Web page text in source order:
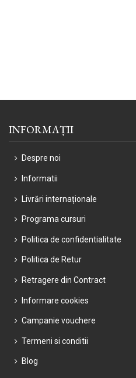
INFORMAȚII
Despre noi
Informatii
Livrări internaționale
Programa cursuri
Politica de confidentialitate
Politica de Retur
Retragere din Contract
Informare cookies
Campanie vouchere
Termeni si conditii
Blog